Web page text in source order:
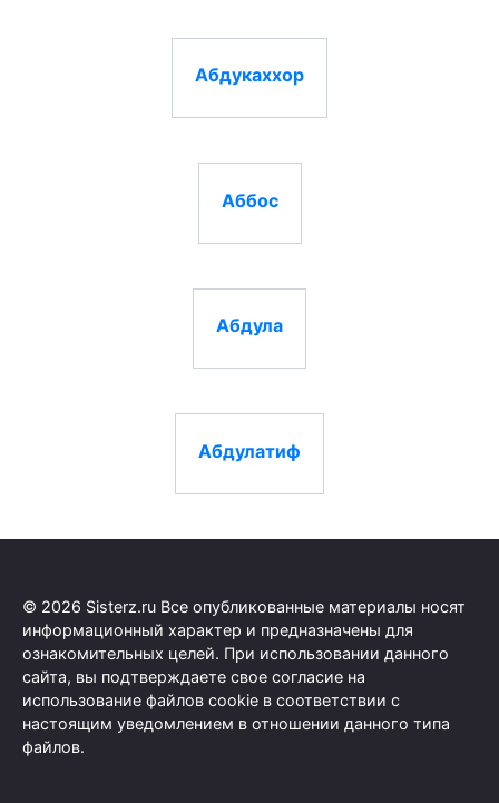
Абдукаххор
Аббос
Абдула
Абдулатиф
© 2026 Sisterz.ru Все опубликованные материалы носят
информационный характер и предназначены для
ознакомительных целей. При использовании данного
сайта, вы подтверждаете свое согласие на
использование файлов cookie в соответствии с
настоящим уведомлением в отношении данного типа
файлов.